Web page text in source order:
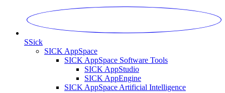
SSick
SICK AppSpace
SICK AppSpace Software Tools
SICK AppStudio
SICK AppEngine
SICK AppSpace Artificial Intelligence